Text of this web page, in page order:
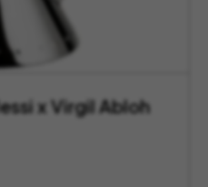
x Virgil Abloh